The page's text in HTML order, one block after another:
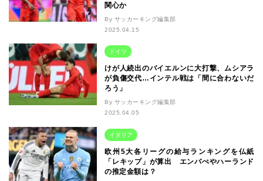
関心か
By サッカーキング編集部
2025.04.15
ドイツ
けが人続出のバイエルンに大打撃、ムシアラ
が負傷交代…インテル戦は「間に合わないだ
ろう」
By サッカーキング編集部
2025.04.05
イタリア
欧州5大各リーグの給与ランキングを仏紙
「レキップ」が算出 エンバぺやハーランド
の推定金額は？